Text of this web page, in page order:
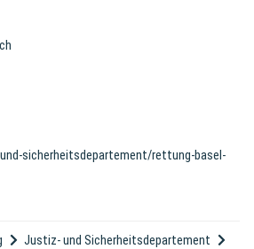
sicherheitsdepartement/rettung-basel-
Justiz- und Sicherheitsdepartement